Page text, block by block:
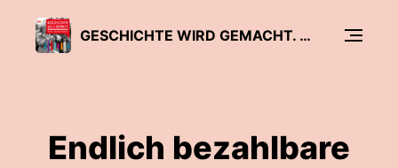
GESCHICHTE WIRD GEMACHT. ERINNERN, VERSTEHEN, GESTALTEN.
Endlich bezahlbare